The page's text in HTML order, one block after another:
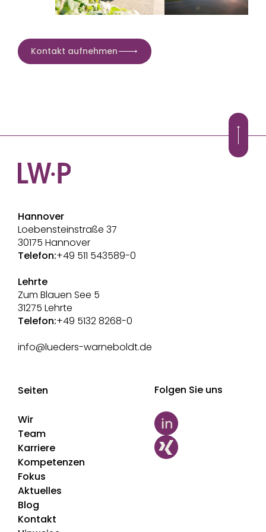
Müller in Hildesheim
Rechtsanwälte
Kontakt aufnehmen
Hannover
Loebensteinstraße 37
30175 Hannover
Telefon:+49 511 543589-0
Lehrte
Zum Blauen See 5
31275 Lehrte
Telefon:+49 5132 8268-0
info@lueders-warneboldt.de
Seiten
Wir
Team
Karriere
Kompetenzen
Fokus
Aktuelles
Blog
Kontakt
Folgen Sie uns